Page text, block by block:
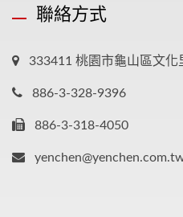
聯絡方式
333411 桃園市龜山區文化
886-3-328-9396
886-3-318-4050